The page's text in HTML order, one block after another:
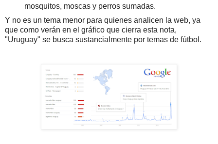
mosquitos, moscas y perros sumadas.
Y no es un tema menor para quienes analicen la web, ya
que como verán en el gráfico que cierra esta nota,
"Uruguay" se busca sustancialmente por temas de fútbol.